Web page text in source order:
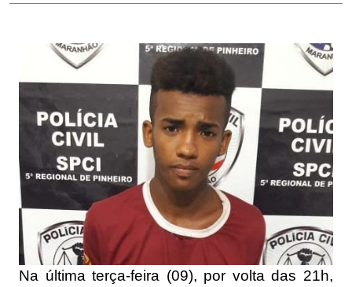
Na última terça-feira (09), por volta das 21h,